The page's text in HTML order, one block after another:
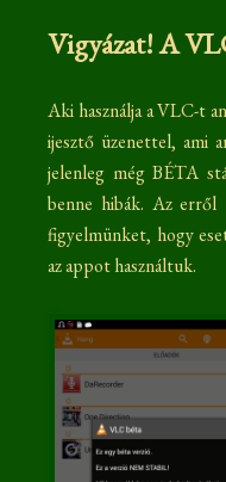
Vigyázat! A
Aki használja a VLC-t
ijesztő üzenettel, ami
jelenleg még BÉTA
benne hibák. Az erről
figyelmünket, hogy
az appot használtuk.